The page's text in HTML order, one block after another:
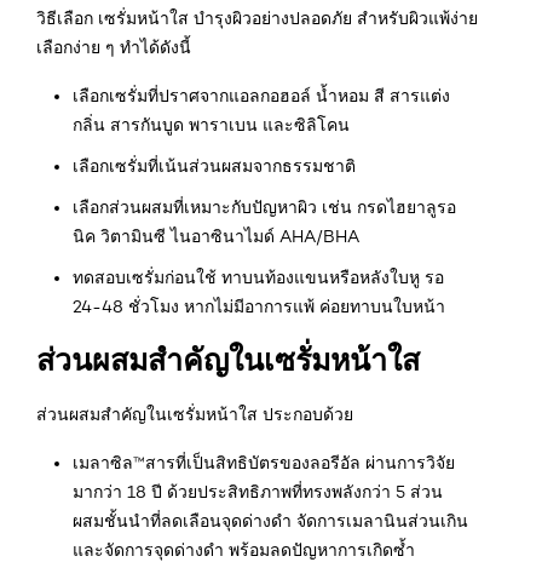
วิธีเลือก เซรั่มหน้าใส บำรุงผิวอย่างปลอดภัย สำหรับผิวแพ้ง่าย
เลือกง่าย ๆ ทำได้ดังนี้
เลือกเซรั่มที่ปราศจากแอลกอฮอล์ น้ำหอม สี สารแต่ง
กลิ่น สารกันบูด พาราเบน และซิลิโคน
เลือกเซรั่มที่เน้นส่วนผสมจากธรรมชาติ
เลือกส่วนผสมที่เหมาะกับปัญหาผิว เช่น กรดไฮยาลูรอ
นิค วิตามินซี ไนอาซินาไมด์ AHA/BHA
ทดสอบเซรั่มก่อนใช้ ทาบนท้องแขนหรือหลังใบหู รอ
24-48 ชั่วโมง หากไม่มีอาการแพ้ ค่อยทาบนใบหน้า
ส่วนผสมสำคัญในเซรั่มหน้าใส
ส่วนผสมสำคัญในเซรั่มหน้าใส ประกอบด้วย
เมลาซิล™️สารที่เป็นสิทธิบัตรของลอรีอัล ผ่านการวิจัย
มากว่า 18 ปี ด้วยประสิทธิภาพที่ทรงพลังกว่า 5 ส่วน
ผสมชั้นนำที่ลดเลือนจุดด่างดำ จัดการเมลานินส่วนเกิน
และจัดการจุดด่างดำ พร้อมลดปัญหาการเกิดซ้ำ